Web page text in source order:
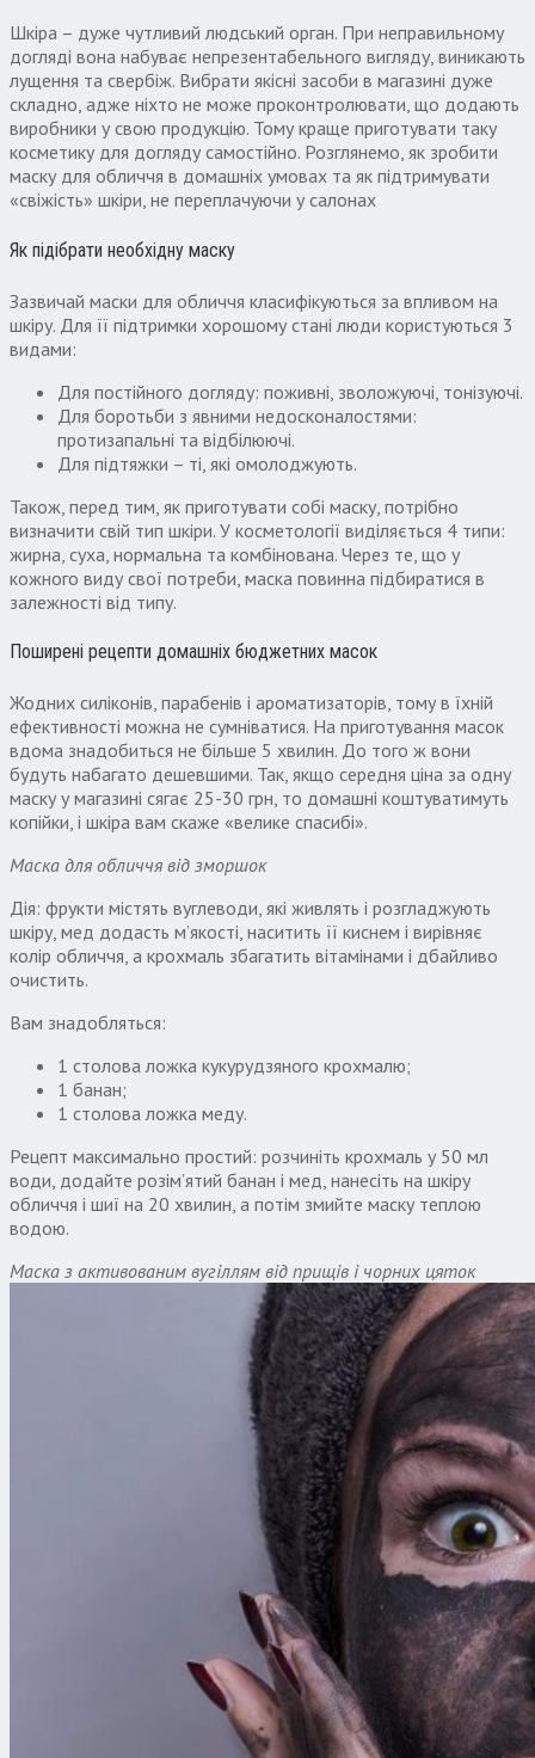
Шкіра – дуже чутливий людський орган. При неправильному
догляді вона набуває непрезентабельного вигляду, виникають
лущення та свербіж. Вибрати якісні засоби в магазині дуже
складно, адже ніхто не може проконтролювати, що додають
виробники у свою продукцію. Тому краще приготувати таку
косметику для догляду самостійно. Розглянемо, як зробити
маску для обличчя в домашніх умовах та як підтримувати
«свіжість» шкіри, не переплачуючи у салонах
Як підібрати необхідну маску
Зазвичай маски для обличчя класифікуються за впливом на
шкіру. Для її підтримки хорошому стані люди користуються 3
видами:
Для постійного догляду: поживні, зволожуючі, тонізуючі.
Для боротьби з явними недосконалостями:
протизапальні та відбілюючі.
Для підтяжки – ті, які омолоджують.
Також, перед тим, як приготувати собі маску, потрібно
визначити свій тип шкіри. У косметології виділяється 4 типи:
жирна, суха, нормальна та комбінована. Через те, що у
кожного виду свої потреби, маска повинна підбиратися в
залежності від типу.
Поширені рецепти домашніх бюджетних масок
Жодних силіконів, парабенів і ароматизаторів, тому в їхній
ефективності можна не сумніватися. На приготування масок
вдома знадобиться не більше 5 хвилин. До того ж вони
будуть набагато дешевшими. Так, якщо середня ціна за одну
маску у магазині сягає 25-30 грн, то домашні коштуватимуть
копійки, і шкіра вам скаже «велике спасибі».
Маска для обличчя від зморшок
Дія: фрукти містять вуглеводи, які живлять і розгладжують
шкіру, мед додасть м’якості, наситить її киснем і вирівняє
колір обличчя, а крохмаль збагатить вітамінами і дбайливо
очистить.
Вам знадобляться:
1 столова ложка кукурудзяного крохмалю;
1 банан;
1 столова ложка меду.
Рецепт максимально простий: розчиніть крохмаль у 50 мл
води, додайте розім’ятий банан і мед, нанесіть на шкіру
обличчя і шиї на 20 хвилин, а потім змийте маску теплою
водою.
Маска з активованим вугіллям від прищів і чорних цяток